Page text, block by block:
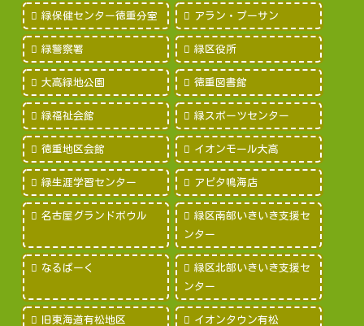
緑保健センター徳重分室 アラン・プーサン
緑警察署 緑区役所
大高緑地公園 徳重図書館
緑福祉会館 緑スポーツセンター
徳重地区会館 イオンモール大高
緑生涯学習センター アピタ鳴海店
名古屋グランドボウル
緑区南部いきいき支援セ
ンター
なるぱーく
緑区北部いきいき支援セ
ンター
旧東海道有松地区 イオンタウン有松